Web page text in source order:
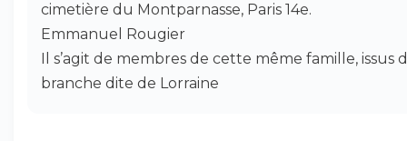
cimetière du Montparnasse, Paris 14e.
Emmanuel Rougier
Il s’agit de membres de cette même famille, issus
branche dite de Lorraine